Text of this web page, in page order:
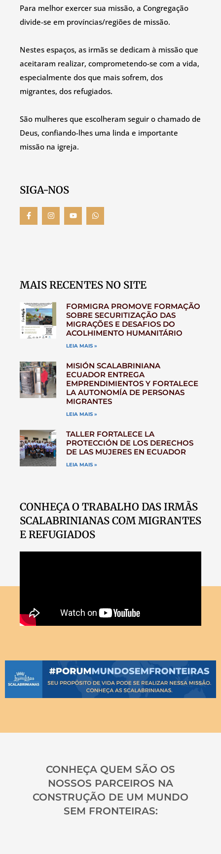
Para melhor exercer sua missão, a Congregação
divide-se em províncias/regiões de missão.
Nestes espaços, as irmãs se dedicam à missão que
aceitaram realizar, comprometendo-se com a vida,
especialmente dos que mais sofrem, dos
migrantes, dos refugiados.
São mulheres que escolheram seguir o chamado de
Deus, confiando-lhes uma linda e importante
missão na igreja.
SIGA-NOS
MAIS RECENTES NO SITE
FORMIGRA PROMOVE FORMAÇÃO
SOBRE SECURITIZAÇÃO DAS
MIGRAÇÕES E DESAFIOS DO
ACOLHIMENTO HUMANITÁRIO
LEIA MAIS »
MISIÓN SCALABRINIANA
ECUADOR ENTREGA
EMPRENDIMIENTOS Y FORTALECE
LA AUTONOMÍA DE PERSONAS
MIGRANTES
LEIA MAIS »
TALLER FORTALECE LA
PROTECCIÓN DE LOS DERECHOS
DE LAS MUJERES EN ECUADOR
LEIA MAIS »
CONHEÇA O TRABALHO DAS IRMÃS
SCALABRINIANAS COM MIGRANTES
E REFUGIADOS
CONHEÇA QUEM SÃO OS
NOSSOS PARCEIROS NA
CONSTRUÇÃO DE UM MUNDO
SEM FRONTEIRAS: